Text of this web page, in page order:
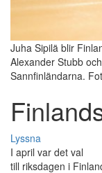
Juha Sipilä blir
Alexander Stubb
Sannfinländarna.
Lyssna
I april var det val
till riksdagen i